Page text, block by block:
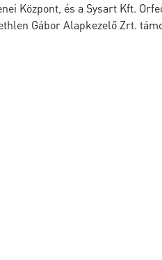
Központ, és a Sysart Kft.
Gábor Alapkezelő Zrt.